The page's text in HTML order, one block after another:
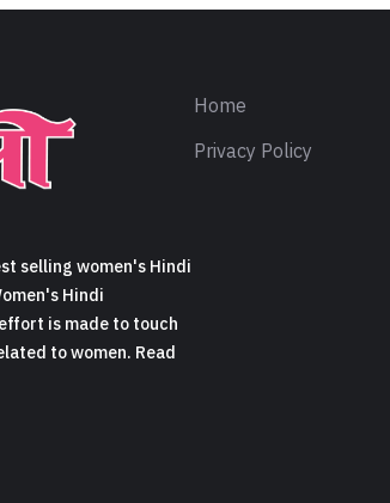
selling women's Hindi
Hindi
is made to touch
to women. Read
Home
Privacy Policy